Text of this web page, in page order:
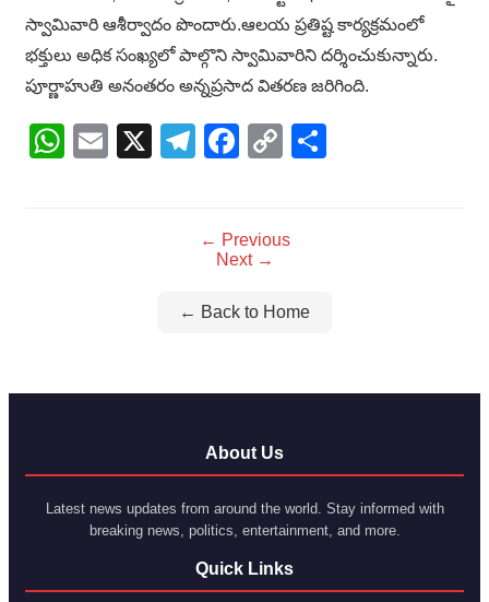
స్వామివారి ఆశీర్వాదం పొందారు.ఆలయ ప్రతిష్ట కార్యక్రమంలో
భక్తులు అధిక సంఖ్యలో పాల్గొని స్వామివారిని దర్శించుకున్నారు.
పూర్ణాహుతి అనంతరం అన్నప్రసాద వితరణ జరిగింది.
WhatsApp
Email
X Telegram
Facebook
Copy
← Previous
Next →
← Back to Home
About Us
Latest news updates from around the world. Stay informed with
breaking news, politics, entertainment, and more.
Quick Links